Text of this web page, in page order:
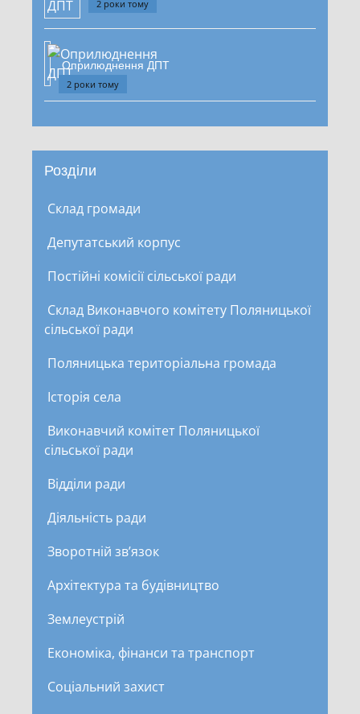
2 роки тому
Оприлюднення ДПТ
2 роки тому
Розділи
Склад громади
Депутатський корпус
Постійні комісії сільської ради
Склад Виконавчого комітету Поляницької
сільської ради
Поляницька територіальна громада
Історія села
Виконавчий комітет Поляницької
сільської ради
Відділи ради
Діяльність ради
Зворотній зв’язок
Архітектура та будівництво
Землеустрій
Економіка, фінанси та транспорт
Соціальний захист